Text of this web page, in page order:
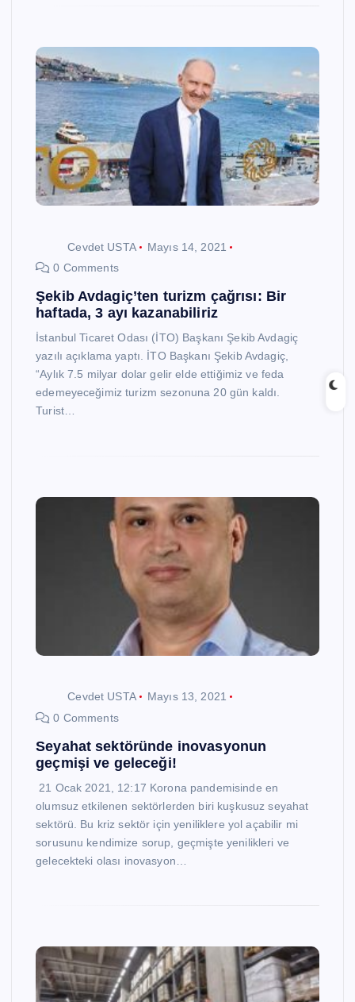
Cevdet USTA
Mayıs 14, 2021
0 Comments
Şekib Avdagiç’ten turizm çağrısı: Bir
haftada, 3 ayı kazanabiliriz
İstanbul Ticaret Odası (İTO) Başkanı Şekib Avdagiç
yazılı açıklama yaptı. İTO Başkanı Şekib Avdagiç,
“Aylık 7.5 milyar dolar gelir elde ettiğimiz ve feda
edemeyeceğimiz turizm sezonuna 20 gün kaldı.
Turist…
Cevdet USTA
Mayıs 13, 2021
0 Comments
Seyahat sektöründe inovasyonun
geçmişi ve geleceği!
21 Ocak 2021, 12:17 Korona pandemisinde en
olumsuz etkilenen sektörlerden biri kuşkusuz seyahat
sektörü. Bu kriz sektör için yeniliklere yol açabilir mi
sorusunu kendimize sorup, geçmişte yenilikleri ve
gelecekteki olası inovasyon…